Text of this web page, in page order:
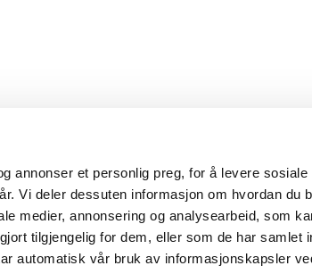
annonser et personlig preg, for å levere sosiale
Vi deler dessuten informasjon om hvordan du
medier, annonsering og analysearbeid, som
tilgjengelig for dem, eller som de har samlet
automatisk vår bruk av informasjonskapsler